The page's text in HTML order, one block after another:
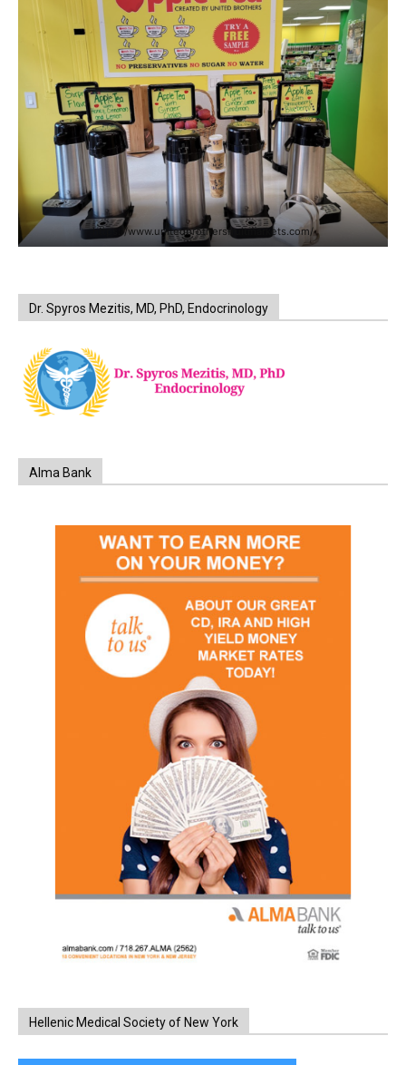
https://www.unitedbrothersfruitmarkets.com/
Dr. Spyros Mezitis, MD, PhD, Endocrinology
Alma Bank
Hellenic Medical Society of New York